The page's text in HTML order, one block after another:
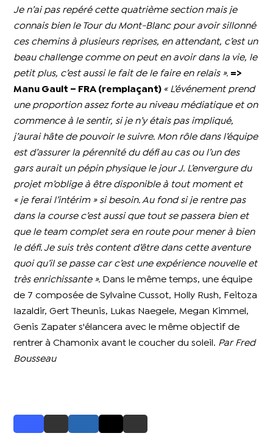
Je n’ai pas repéré cette quatrième section mais je
connais bien le Tour du Mont-Blanc pour avoir sillonné
ces chemins à plusieurs reprises, en attendant, c’est un
beau challenge comme on peut en avoir dans la vie, le
petit plus, c’est aussi le fait de le faire en relais ». =>
Manu Gault – FRA (remplaçant) « L’événement prend
une proportion assez forte au niveau médiatique et on
commence à le sentir, si je n’y étais pas impliqué,
j’aurai hâte de pouvoir le suivre. Mon rôle dans l’équipe
est d’assurer la pérennité du défi au cas ou l’un des
gars aurait un pépin physique le jour J. L’envergure du
projet m’oblige à être disponible à tout moment et
« je ferai l’intérim » si besoin. Au fond si je rentre pas
dans la course c’est aussi que tout se passera bien et
que le team complet sera en route pour mener à bien
le défi. Je suis très content d’être dans cette aventure
quoi qu’il se passe car c’est une expérience nouvelle et
très enrichissante ». Dans le même temps, une équipe
de 7 composée de Sylvaine Cussot, Holly Rush, Feitoza
Iazaldir, Gert Theunis, Lukas Naegele, Megan Kimmel,
Genis Zapater s'élancera avec le même objectif de
rentrer à Chamonix avant le coucher du soleil. Par Fred
Bousseau